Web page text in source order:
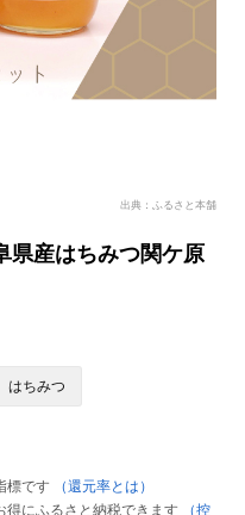
出典：ふるさと本舗
県産はちみつ関ケ原
はちみつ
標です
（還元率とは）
にふるさと納税できます
（控